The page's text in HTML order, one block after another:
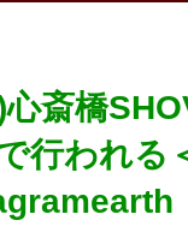
心斎橋
行われる